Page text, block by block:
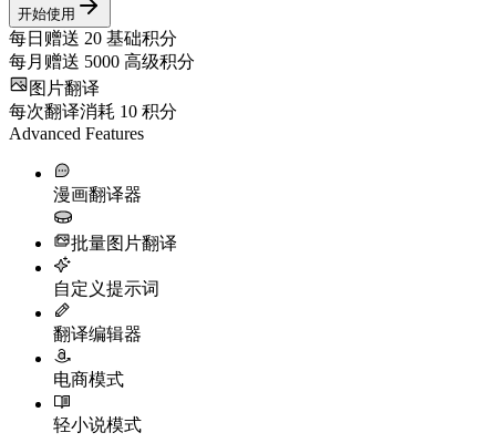
开始使用
每日赠送 20 基础积分
每月赠送 5000 高级积分
图片翻译
每次翻译消耗 10 积分
Advanced Features
漫画翻译器
批量图片翻译
自定义提示词
翻译编辑器
电商模式
轻小说模式